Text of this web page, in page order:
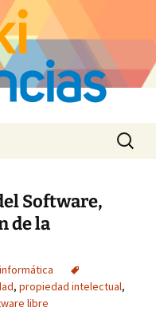
Buscar:
Software,
de la
, propiedad intelectual,
libre